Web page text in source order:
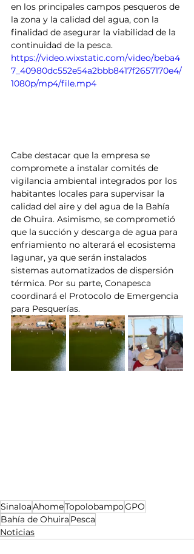
en los principales campos pesqueros de
la zona y la calidad del agua, con la
finalidad de asegurar la viabilidad de la
continuidad de la pesca.
https://video.wixstatic.com/video/beba4
7_40980dc552e54a2bbb8417f2657170e4/
1080p/mp4/file.mp4
Cabe destacar que la empresa se
compromete a instalar comités de
vigilancia ambiental integrados por los
habitantes locales para supervisar la
calidad del aire y del agua de la Bahía
de Ohuira. Asimismo, se comprometió
que la succión y descarga de agua para
enfriamiento no alterará el ecosistema
lagunar, ya que serán instalados
sistemas automatizados de dispersión
térmica. Por su parte, Conapesca
coordinará el Protocolo de Emergencia
para Pesquerías.
SinaloaAhomeTopolobampoGPO
Bahía de Ohuira Pesca
Noticias